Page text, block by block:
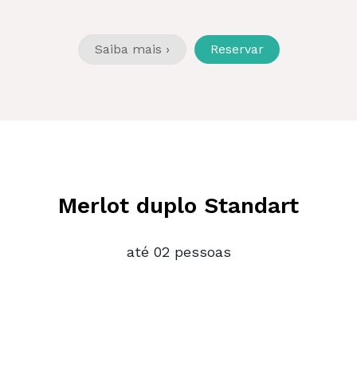
Saiba mais › Reservar
Merlot duplo Standart
até 02 pessoas